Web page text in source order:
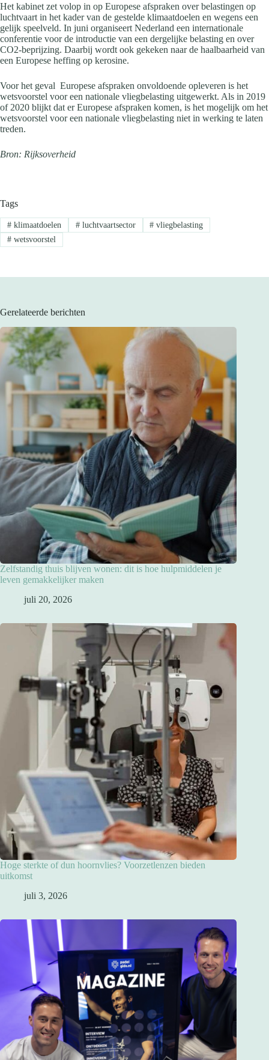
Het kabinet zet volop in op Europese afspraken over belastingen op
luchtvaart in het kader van de gestelde klimaatdoelen en wegens een
gelijk speelveld. In juni organiseert Nederland een internationale
conferentie voor de introductie van een dergelijke belasting en over
CO2-beprijzing. Daarbij wordt ook gekeken naar de haalbaarheid van
een Europese heffing op kerosine.
Voor het geval Europese afspraken onvoldoende opleveren is het
wetsvoorstel voor een nationale vliegbelasting uitgewerkt. Als in 2019
of 2020 blijkt dat er Europese afspraken komen, is het mogelijk om het
wetsvoorstel voor een nationale vliegbelasting niet in werking te laten
treden.
Bron: Rijksoverheid
Tags
#klimaatdoelen #luchtvaartsector # vliegbelasting
#wetsvoorstel
Gerelateerde berichten
Zelfstandig thuis blijven wonen: dit is hoe hulpmiddelen je
leven gemakkelijker maken
juli 20, 2026
Hoge sterkte of dun hoornvlies? Voorzetlenzen bieden
uitkomst
juli 3, 2026